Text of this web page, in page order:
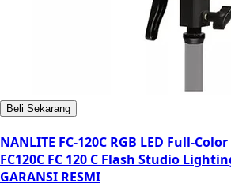
Beli Sekarang
NANLITE FC-120C RGB LED Full-
FC120C FC 120 C Flash Studio
GARANSI RESMI